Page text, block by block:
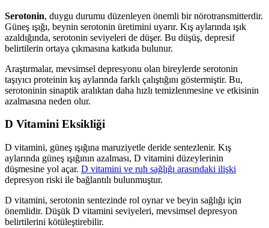
Serotonin, duygu durumu düzenleyen önemli bir nörotransmitterdir.
Güneş ışığı, beynin serotonin üretimini uyarır. Kış aylarında ışık
azaldığında, serotonin seviyeleri de düşer. Bu düşüş, depresif
belirtilerin ortaya çıkmasına katkıda bulunur.
Araştırmalar, mevsimsel depresyonu olan bireylerde serotonin
taşıyıcı proteinin kış aylarında farklı çalıştığını göstermiştir. Bu,
serotoninin sinaptik aralıktan daha hızlı temizlenmesine ve etkisinin
azalmasına neden olur.
D Vitamini Eksikliği
D vitamini, güneş ışığına maruziyetle deride sentezlenir. Kış
aylarında güneş ışığının azalması, D vitamini düzeylerinin
düşmesine yol açar. D vitamini ve ruh sağlığı arasındaki ilişki
depresyon riski ile bağlantılı bulunmuştur.
D vitamini, serotonin sentezinde rol oynar ve beyin sağlığı için
önemlidir. Düşük D vitamini seviyeleri, mevsimsel depresyon
belirtilerini kötüleştirebilir.